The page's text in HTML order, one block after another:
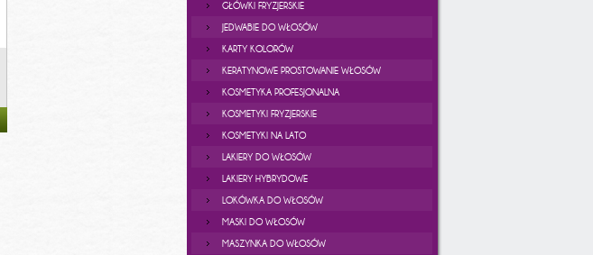
GŁÓWKI FRYZJERSKIE
JEDWABIE DO WŁOSÓW
KARTY KOLORÓW
KERATYNOWE PROSTOWANIE WŁOSÓW
KOSMETYKA PROFESJONALNA
KOSMETYKI FRYZJERSKIE
KOSMETYKI NA LATO
LAKIERY DO WŁOSÓW
LAKIERY HYBRYDOWE
LOKÓWKA DO WŁOSÓW
MASKI DO WŁOSÓW
MASZYNKA DO WŁOSÓW